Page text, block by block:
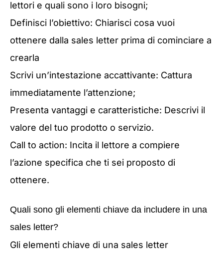
lettori e quali sono i loro bisogni;
Definisci l’obiettivo: Chiarisci cosa vuoi
ottenere dalla sales letter prima di cominciare a
crearla
Scrivi un’intestazione accattivante: Cattura
immediatamente l’attenzione;
Presenta vantaggi e caratteristiche: Descrivi il
valore del tuo prodotto o servizio.
Call to action: Incita il lettore a compiere
l’azione specifica che ti sei proposto di
ottenere.
Quali sono gli elementi chiave da includere in una
sales letter?
Gli elementi chiave di una sales letter